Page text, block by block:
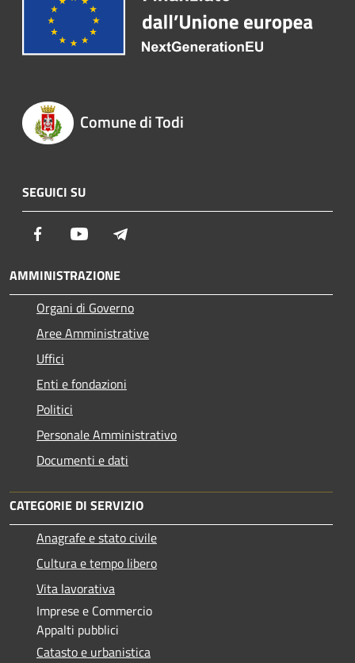
Comune di Todi
SEGUICI SU
Facebook Youtube
AMMINISTRAZIONE
Organi di Governo
Aree Amministrative
Uffici
Enti e fondazioni
Politici
Personale Amministrativo
Documenti e dati
CATEGORIE DI SERVIZIO
Anagrafe e stato civile
Cultura e tempo libero
Vita lavorativa
Imprese e Commercio
Appalti pubblici
Catasto e urbanistica